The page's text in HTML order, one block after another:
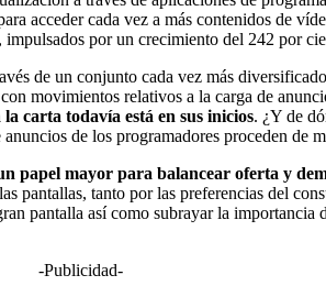
acceder cada vez a más contenidos de
, impulsados por un crecimiento del 242 por
de un conjunto cada vez más
movimientos relativos a la carga de
carta todavía está en sus inicios. ¿Y de
de los programadores proceden de
papel mayor para balancear oferta y
pantallas, tanto por las preferencias del
pantalla así como subrayar la
-Publicidad-